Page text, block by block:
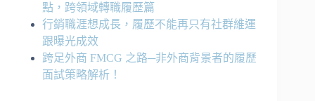
點，跨領域轉職履歷篇
行銷職涯想成長，履歷不能再只有社群維運
跟曝光成效
跨足外商 FMCG 之路─非外商背景者的履歷
面試策略解析！